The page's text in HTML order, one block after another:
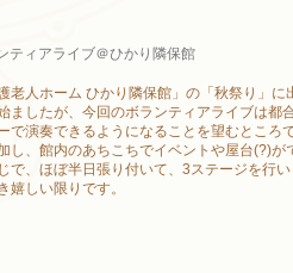
ィアライブ＠ひかり隣保館
老人ホーム ひかり隣保館」の「秋祭り」
ましたが、今回のボランティアライブは都
で演奏できるようになることを望むところ
し、館内のあちこちでイベントや屋台(?)
で、ほぼ半日張り付いて、3ステージを行
嬉しい限りです。